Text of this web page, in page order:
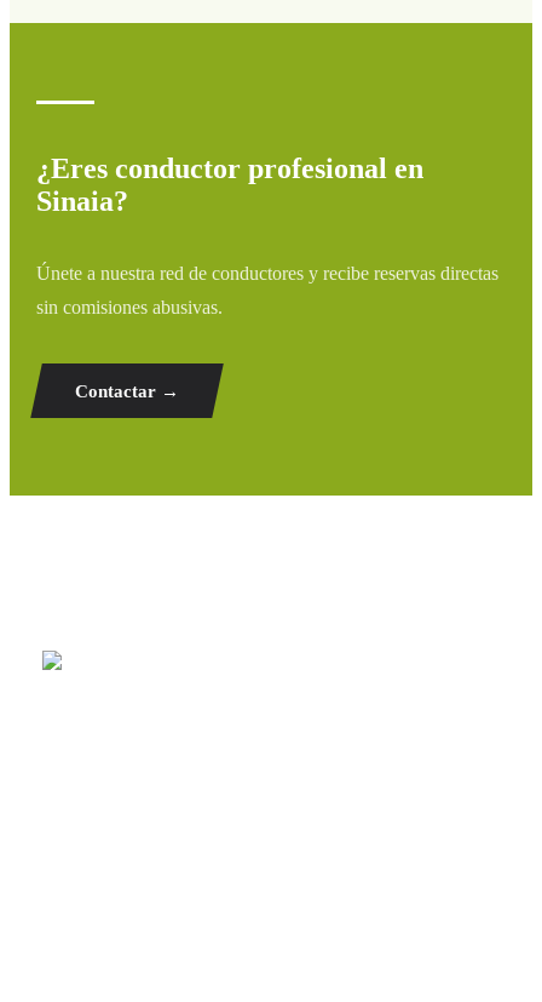
¿Eres conductor profesional en
Sinaia?
Únete a nuestra red de conductores y recibe reservas directas
sin comisiones abusivas.
Contactar →